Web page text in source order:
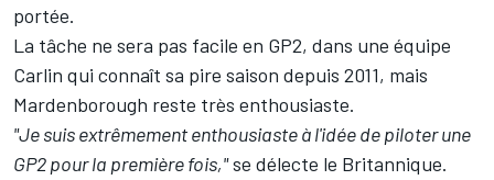
portée.
La tâche ne sera pas facile en GP2, dans une équipe
Carlin qui connaît sa pire saison depuis 2011, mais
Mardenborough reste très enthousiaste.
"Je suis extrêmement enthousiaste à l'idée de piloter une
GP2 pour la première fois,"se délecte le Britannique.